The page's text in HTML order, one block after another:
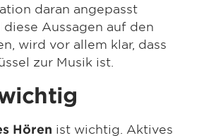
daran angepasst
diese Aussagen auf den
wird vor allem klar, dass
zur Musik ist.
Hören ist wichtig. Aktives